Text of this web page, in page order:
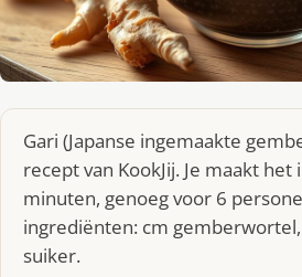
Gari (Japanse ingemaakte
recept van KookJij. Je maakt het
minuten, genoeg voor 6
ingrediënten: cm
suiker.